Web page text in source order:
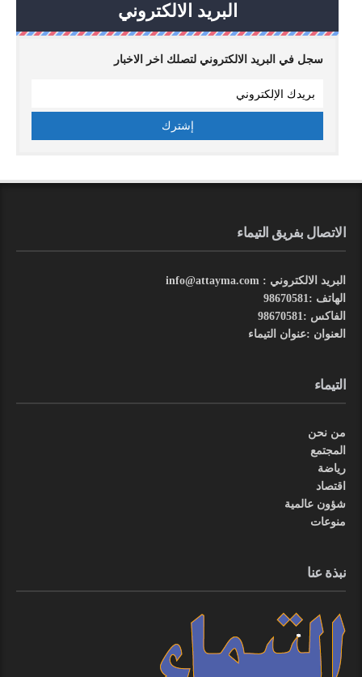
البريد الالكتروني
سجل في البريد الالكتروني لتصلك اخر الاخبار
الاتصال بفريق التيماء
البريد الالكتروني : info@attayma.com
الهاتف :98670581
الفاكس :98670581
العنوان :عنوان التيماء
التيماء
من نحن
المجتمع
رياضة
اقتصاد
شؤون عالمية
منوعات
نبذة عنا